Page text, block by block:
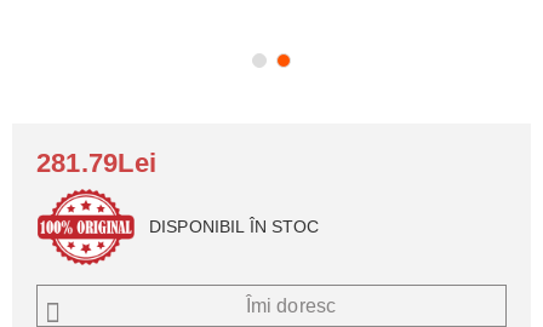
281.79Lei
DISPONIBIL ÎN STOC
Îmi doresc